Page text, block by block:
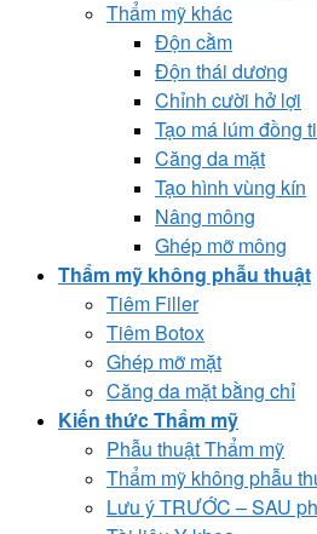
Thẩm mỹ khác
Độn cằm
Độn thái dương
Chỉnh cười hở lợi
Tạo má lúm đồng
Căng da mặt
Tạo hình vùng kín
Nâng mông
Ghép mỡ mông
Thẩm mỹ không phẫu thuật
Tiêm Filler
Tiêm Botox
Ghép mỡ mặt
Căng da mặt bằng chỉ
Kiến thức Thẩm mỹ
Phẫu thuật Thẩm mỹ
Thẩm mỹ không phẫu
Lưu ý TRƯỚC – SAU